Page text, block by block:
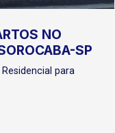
NO
SP
Residencial para